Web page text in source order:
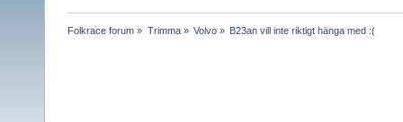
Folkrace forum » Trimma» Volvo» B23an vill inte riktigt hänga med :(